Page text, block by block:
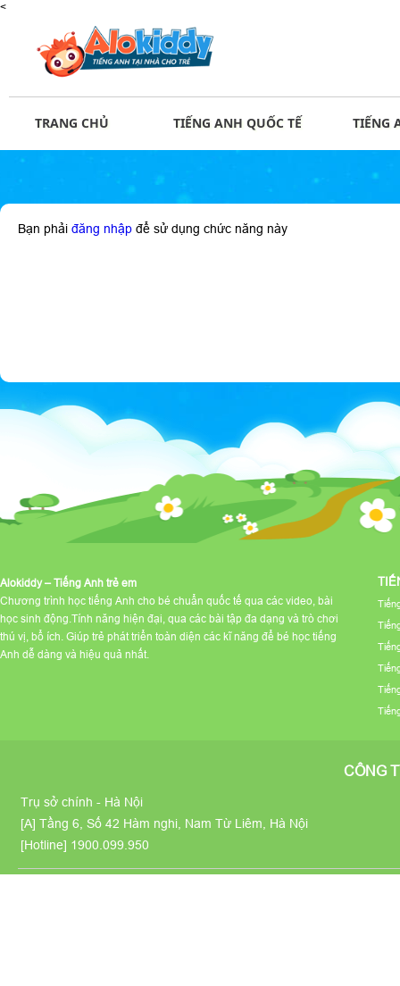
<
TRANG CHỦ TIẾNG ANH QUỐC TẾ TIẾNG
Bạn phải đăng nhập để sử dụng chức năng này
Alokiddy – Tiếng Anh trẻ em
Chương trình học tiếng Anh cho bé chuẩn quốc tế qua các video, bài
học sinh động.Tính năng hiện đại, qua các bài tập đa dạng và trò chơi
thú vị, bổ ích. Giúp trẻ phát triển toàn diện các kĩ năng để bé học tiếng
Anh dễ dàng và hiệu quả nhất.
CÔNG
Trụ sở chính - Hà Nội
[A] Tầng 6, Số 42 Hàm nghi, Nam Từ Liêm, Hà Nội
[Hotline] 1900.099.950